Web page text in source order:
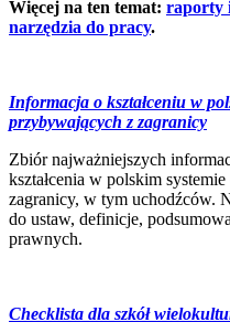
Więcej na ten temat: raporty
narzędzia do pracy.
Informacja o kształceniu w
przybywających z zagranicy
Zbiór najważniejszych
kształcenia w polskim
zagranicy, w tym uchodźców.
do ustaw, definicje,
prawnych.
Checklista dla szkół